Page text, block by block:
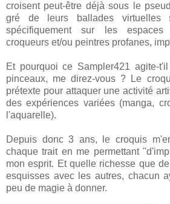
croisent peut-être déjà sous le
gré de leurs ballades
spécifiquement sur les
croqueurs et/ou peintres profanes,
Et pourquoi ce Sampler421 agite-
pinceaux, me direz-vous ? Le
prétexte pour attaquer une activité
des expériences variées (manga,
l'aquarelle).
Depuis donc 3 ans, le croquis
chaque trait en me permettant
mon esprit. Et quelle richesse que
esquisses avec les autres, chacun
peu de magie à donner.